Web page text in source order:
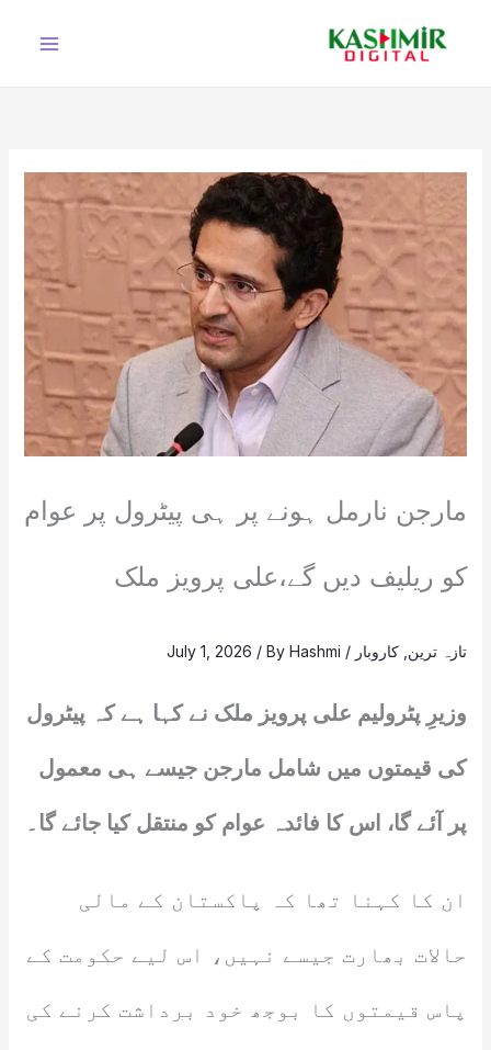
مارجن نارمل ہونے پر ہی پیٹرول پر عوام
کو ریلیف دیں گے،علی پرویز ملک
تازہ ترین کاروبار /
July 1, 2026 / ByHashmi
وزیرِ پٹرولیم علی پرویز ملک نے کہا ہے کہ پیٹرول
کی قیمتوں میں شامل مارجن جیسے ہی معمول
پر آئے گا، اس کا فائدہ عوام کو منتقل کیا جائے گا۔
ان کا کہنا تھا کہ پاکستان کے مالی
حالات بھارت جیسے نہیں، اس لیے حکومت کے
پاس قیمتوں کا بوجھ خود برداشت کرنے کی